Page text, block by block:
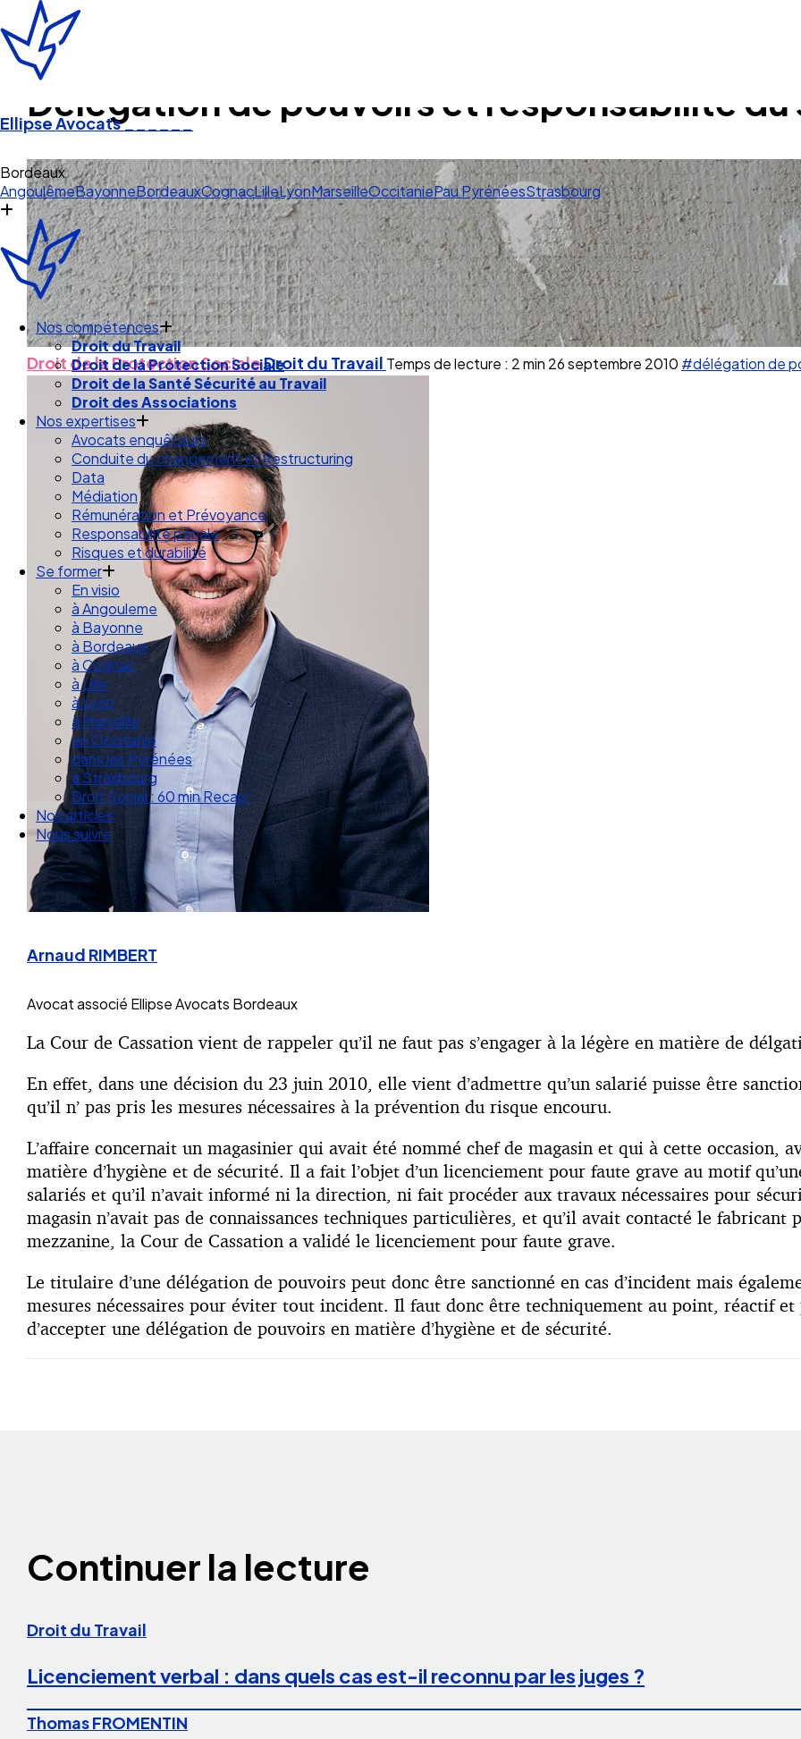
Ellipse Avocats______
Cogn
AngoulêmeBayonneBordeauxCognacLilleLyonMarseilleOccitaniePau PyrénéesStrasbourg
Nos compétences
Droit du Travail
Droit de la Protection Sociale
Droit de la Santé Sécurité au Travail
Droit des Associations
Nos expertises
Avocats enquêteurs
Conduite du changement et Restructuring
Data
Médiation
Rémunération et Prévoyance
Responsabilité pénale
Risques et durabilité
Se former
En visio
à Angouleme
à Bayonne
à Bordeaux
à Cognac
à Lille
à Lyon
à Marseille
en Occitanie
dans les Pyrénées
à Strasbourg
Droit Social : 60 min Recap’
Nos articles
Nous suivre
Délégation de pouvoirs et responsabilité du
Droit de la Protection SocialeDroit du Travail Temps de lecture : 2 min 26 septembre 2010 #délégation de
Arnaud RIMBERT
Avocat associé Ellipse Avocats Bordeaux
La Cour de Cassation vient de rappeler qu’il ne faut pas s’engager à la légère en matière de
En effet, dans une décision du 23 juin 2010, elle vient d’admettre qu’un salarié puisse être
qu’il n’ pas pris les mesures nécessaires à la prévention du risque encouru.
L’affaire concernait un magasinier qui avait été nommé chef de magasin et qui à cette occasion,
matière d’hygiène et de sécurité. Il a fait l’objet d’un licenciement pour faute grave au motif
salariés et qu’il n’avait informé ni la direction, ni fait procéder aux travaux nécessaires pour
magasin n’avait pas de connaissances techniques particulières, et qu’il avait contacté le
mezzanine, la Cour de Cassation a validé le licenciement pour faute grave.
Le titulaire d’une délégation de pouvoirs peut donc être sanctionné en cas d’incident mais
mesures nécessaires pour éviter tout incident. Il faut donc être techniquement au point, réactif
d’accepter une délégation de pouvoirs en matière d’hygiène et de sécurité.
Continuer la lecture
Droit du Travail
Licenciement verbal : dans quels cas est-il reconnu par les juges ?
Thomas FROMENTIN